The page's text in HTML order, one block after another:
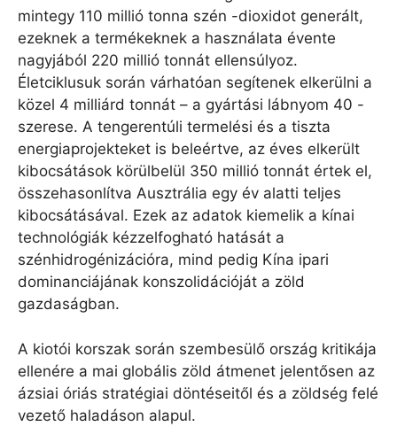
mintegy 110 millió tonna szén -dioxidot generált,
ezeknek a termékeknek a használata évente
nagyjából 220 millió tonnát ellensúlyoz.
Életciklusuk során várhatóan segítenek elkerülni a
közel 4 milliárd tonnát – a gyártási lábnyom 40 -
szerese. A tengerentúli termelési és a tiszta
energiaprojekteket is beleértve, az éves elkerült
kibocsátások körülbelül 350 millió tonnát értek el,
összehasonlítva Ausztrália egy év alatti teljes
kibocsátásával. Ezek az adatok kiemelik a kínai
technológiák kézzelfogható hatását a
szénhidrogénizációra, mind pedig Kína ipari
dominanciájának konszolidációját a zöld
gazdaságban.
A kiotói korszak során szembesülő ország kritikája
ellenére a mai globális zöld átmenet jelentősen az
ázsiai óriás stratégiai döntéseitől és a zöldség felé
vezető haladáson alapul.